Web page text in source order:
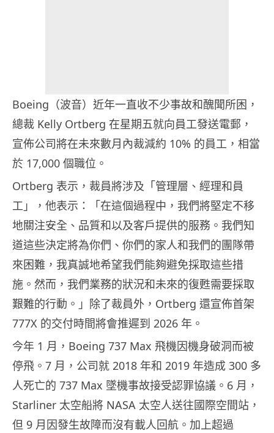
Boeing（波音）近年一直收不少事故和醜聞所困，
總裁 Kelly Ortberg 在星期五就向員工發送電郵，
宣佈公司將在未來數月內裁減約 10% 的員工，相當
於 17,000 個職位。
Ortberg 表示，裁員將涉及「管理層、經理和員
工」，他表示：「在這個過程中，我們將堅定不移
地關注安全、品質和以及客戶提供的服務。我們知
道這些決定將為你們、你們的家人和我們的團隊帶
來困難，我真誠地希望我們能夠避免採取這些措
施。然而，我們業務的狀況和未來的復甦需要採取
艱難的行動。」除了裁員外，Ortberg 還宣佈首架
777X 的交付時間將會推遲到 2026 年。
今年 1 月，Boeing 737 Max 飛機因機身破洞而被
停飛。7 月，公司就 2018 年和 2019 年造成 300 多
人死亡的 737 Max 墜機事故接受認罪協議。6 月，
Starliner 太空船將 NASA 太空人送往國際空間站，
但 9 月因發生故障而沒有載人回航。加上超過